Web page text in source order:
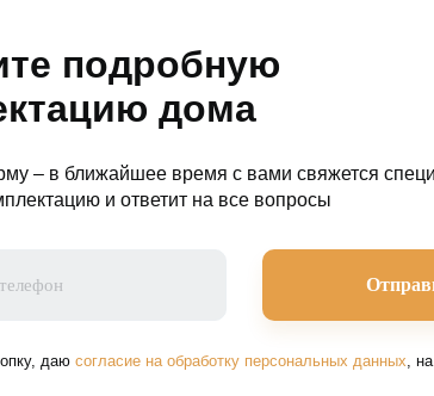
подробную
дома
– в ближайшее время с вами свяжется
и ответит на все вопросы
даю согласие на обработку персональных данных,